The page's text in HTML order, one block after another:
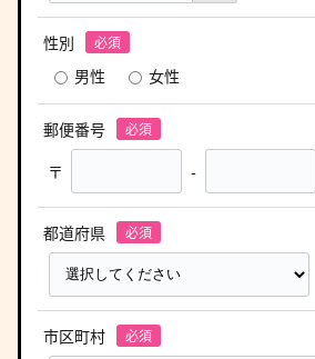
性別
男性
女性
郵便番号
〒
-
都道府県
市区町村